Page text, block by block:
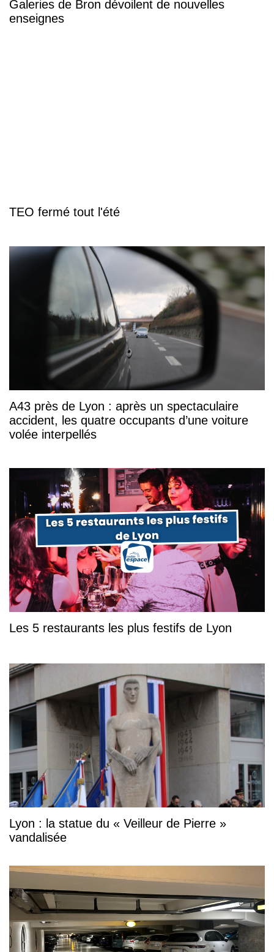
Galeries de Bron dévoilent de nouvelles
enseignes
TEO fermé tout l'été
A43 près de Lyon : après un spectaculaire
accident, les quatre occupants d’une voiture
volée interpellés
Les 5 restaurants les plus festifs de Lyon
Lyon : la statue du « Veilleur de Pierre »
vandalisée